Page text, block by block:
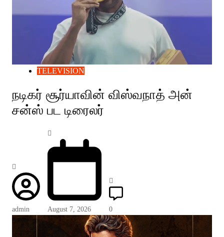
TELEVISION
நடிகர் சூர்யாவின் விஸ்வநாத் அன்
சன்ஸ் பட டிரைலர்
admin August 7, 2026 0